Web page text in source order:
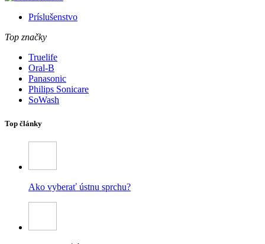
Príslušenstvo
Top značky
Truelife
Oral-B
Panasonic
Philips Sonicare
SoWash
Top články
Ako vyberať ústnu sprchu?